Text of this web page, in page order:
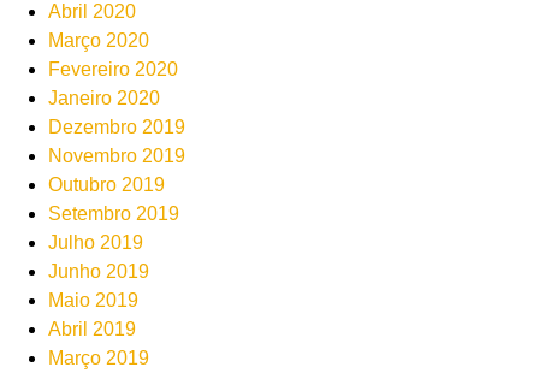
Abril 2020
Março 2020
Fevereiro 2020
Janeiro 2020
Dezembro 2019
Novembro 2019
Outubro 2019
Setembro 2019
Julho 2019
Junho 2019
Maio 2019
Abril 2019
Março 2019